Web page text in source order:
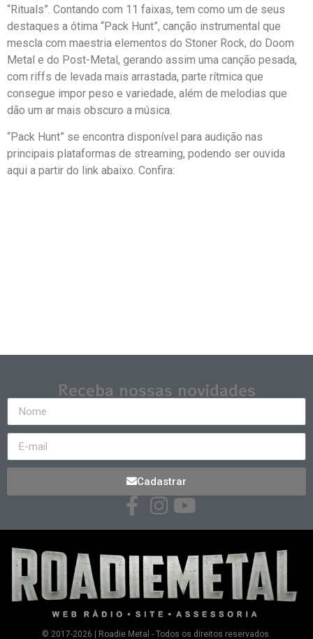
“Rituals”. Contando com 11 faixas, tem como um de seus
destaques a ótima “Pack Hunt”, canção instrumental que
mescla com maestria elementos do Stoner Rock, do Doom
Metal e do Post-Metal, gerando assim uma canção pesada,
com riffs de levada mais arrastada, parte rítmica que
consegue impor peso e variedade, além de melodias que
dão um ar mais obscuro a música.
“Pack Hunt” se encontra disponível para audição nas
principais plataformas de streaming, podendo ser ouvida
aqui a partir do link abaixo. Confira:
Receba nossas novidades
Cadastrar
© 2017-2026 | Roadie Metal - Todos os direitos reservados.